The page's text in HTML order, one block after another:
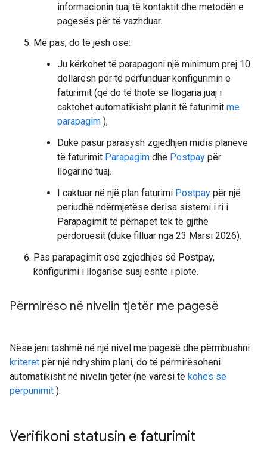
informacionin tuaj të kontaktit dhe metodën e
pagesës për të vazhduar.
Më pas, do të jesh ose:
Ju kërkohet të parapagoni një minimum prej 10
dollarësh për të përfunduar konfigurimin e
faturimit (që do të thotë se llogaria juaj i
caktohet automatikisht planit të faturimit me
parapagim ),
Duke pasur parasysh zgjedhjen midis planeve
të faturimit Parapagim dhe Postpay për
llogarinë tuaj.
I caktuar në një plan faturimi Postpay për një
periudhë ndërmjetëse derisa sistemi i ri i
Parapagimit të përhapet tek të gjithë
përdoruesit (duke filluar nga 23 Marsi 2026).
Pas parapagimit ose zgjedhjes së Postpay,
konfigurimi i llogarisë suaj është i plotë.
Përmirëso në nivelin tjetër me pagesë
Nëse jeni tashmë në një nivel me pagesë dhe përmbushni
kriteret për një ndryshim plani, do të përmirësoheni
automatikisht në nivelin tjetër (në varësi të kohës së
përpunimit ).
Verifikoni statusin e faturimit